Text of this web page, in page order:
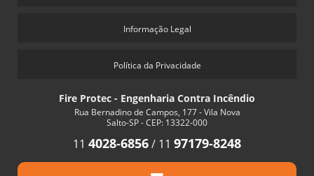
Informação Legal
Política da Privacidade
Fire Protec - Engenharia Contra Incêndio
Rua Bernadino de Campos, 177 - Vila Nova
Salto-SP - CEP: 13322-000
11 4028-6856/ 11 97179-8248